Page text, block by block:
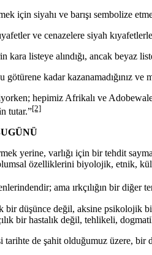
için siyahı ve barışı sembolize
ve cenazelere siyah
kara listeye alındığı, ancak beyaz
kadar kazanamadığınız ve
hepimiz Afrikalı ve
tutar.”[2]
yerine, varlığı için bir tehdit
özelliklerini biyolojik, etnik,
ama ırkçılığın bir diğer
düşünce değil, aksine psikolojik bir
bir hastalık değil, tehlikeli,
tarihte de şahit olduğumuz üzere,